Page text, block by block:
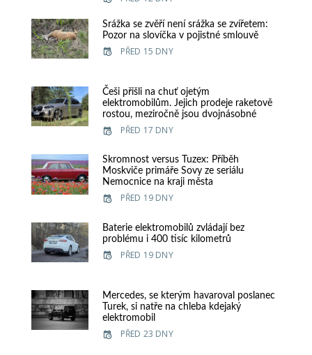
Srážka se zvěří není srážka se zvířetem:
Pozor na slovíčka v pojistné smlouvě
PŘED 15 DNY
Češi přišli na chuť ojetým
elektromobilům. Jejich prodeje raketově
rostou, meziročně jsou dvojnásobné
PŘED 17 DNY
Skromnost versus Tuzex: Příběh
Moskviče primáře Sovy ze seriálu
Nemocnice na kraji města
PŘED 19 DNY
Baterie elektromobilů zvládají bez
problému i 400 tisíc kilometrů
PŘED 19 DNY
Mercedes, se kterým havaroval poslanec
Turek, si natře na chleba kdejaký
elektromobil
PŘED 23 DNY